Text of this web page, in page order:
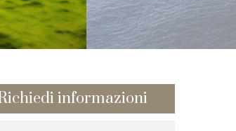
informazioni